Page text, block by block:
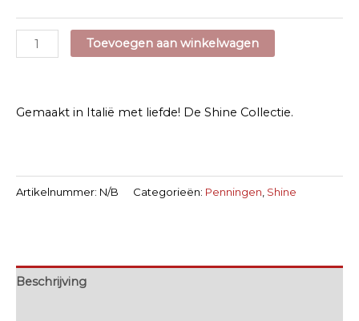
Shine
aantal
Toevoegen aan winkelwagen
Gemaakt in Italië met liefde! De Shine Collectie.
Artikelnummer: N/B Categorieën: Penningen Shine
Beschrijving